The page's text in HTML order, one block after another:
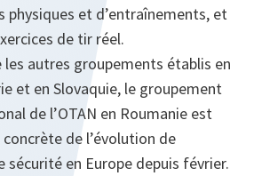
physiques et d’entraînements, et
de tir réel.
autres groupements établis en
et en Slovaquie, le groupement
de l’OTAN en Roumanie est
de l’évolution de
sécurité en Europe depuis février.